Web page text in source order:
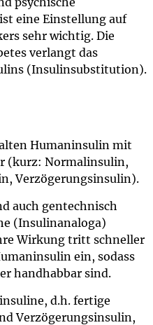
eine Einstellung auf
sehr wichtig. Die
verlangt das
(Insulinsubstitution).
Humaninsulin mit
(kurz: Normalinsulin,
Verzögerungsinsulin).
auch gentechnisch
(Insulinanaloga)
Wirkung tritt schneller
ein, sodass
handhabbar sind.
d.h. fertige
Verzögerungsinsulin,